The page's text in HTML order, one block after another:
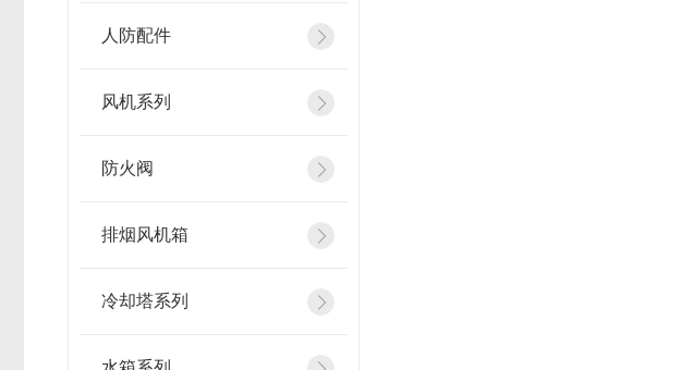
人防配件
风机系列
防火阀
排烟风机箱
冷却塔系列